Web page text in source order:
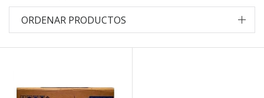
ORDENAR PRODUCTOS